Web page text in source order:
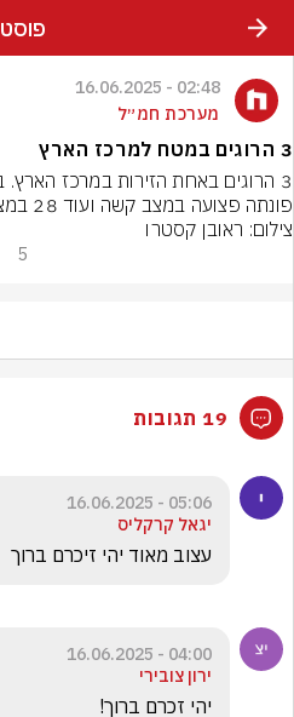
פוסט
02:48 - 16.06.2025
מערכת חמ״ל
3 הרוגים במטח למרכז הארץ
פונתה פצועה במצב קשה ועוד 28 במצב קל.
צילום: ראובן קסטרו
5
19 תגובות
05:06 - 16.06.2025
יגאל קרקליס
עצוב מאוד יהי זיכרם ברוך
04:00 - 16.06.2025
ירון צובירי